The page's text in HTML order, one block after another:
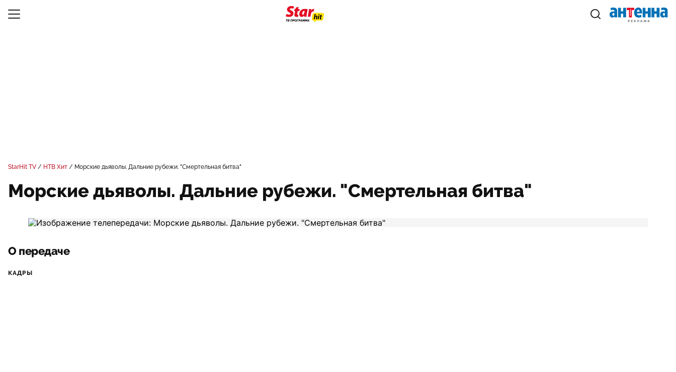
StarHit TV НТВ Хит Морские дьяволы. Дальние рубежи. "Смертельная битва"
Морские дьяволы. Дальние рубежи. "Смертельная битва"
О передаче
КАДРЫ